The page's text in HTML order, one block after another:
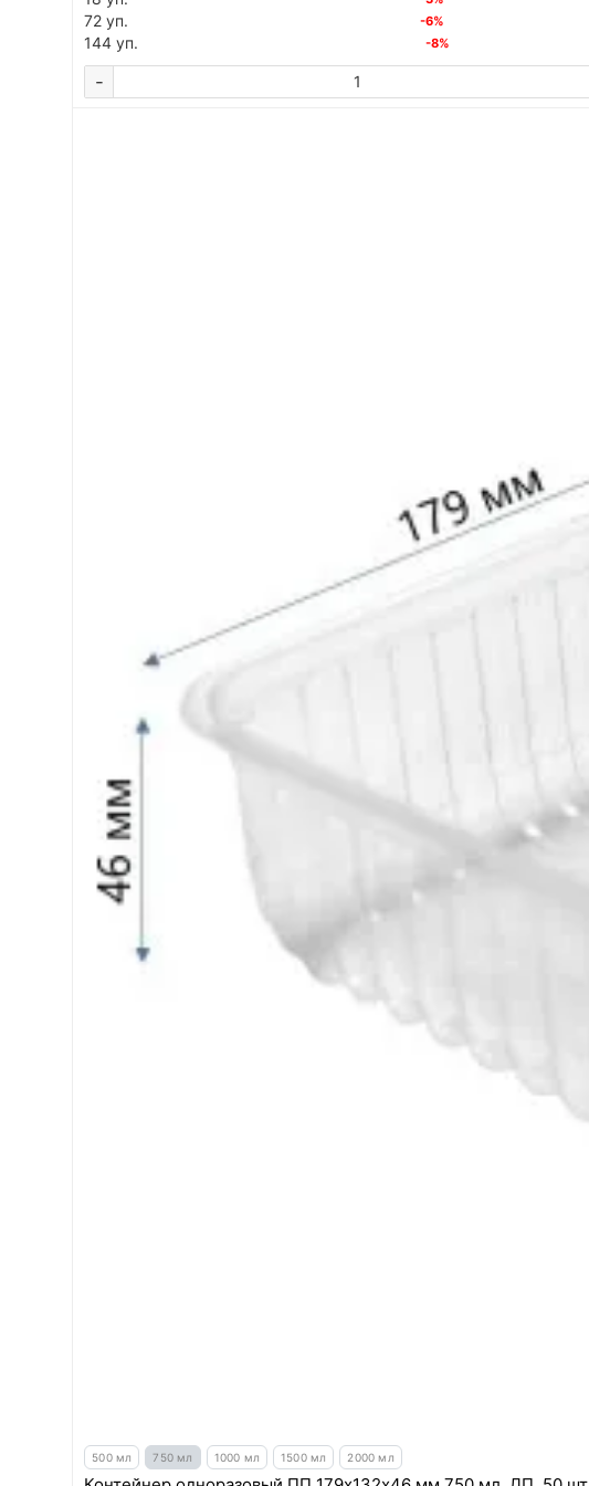
72 уп.
-6%
144 уп.
-8%
-
500 мл 750 мл 1000 мл 1500 мл 2000 мл